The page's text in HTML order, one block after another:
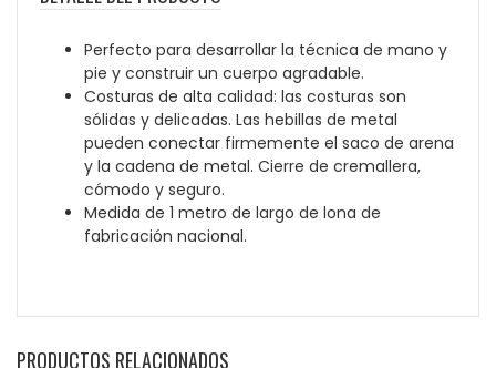
Perfecto para desarrollar la técnica de mano y
pie y construir un cuerpo agradable.
Costuras de alta calidad: las costuras son
sólidas y delicadas. Las hebillas de metal
pueden conectar firmemente el saco de arena
y la cadena de metal. Cierre de cremallera,
cómodo y seguro.
Medida de 1 metro de largo de lona de
fabricación nacional.
PRODUCTOS RELACIONADOS